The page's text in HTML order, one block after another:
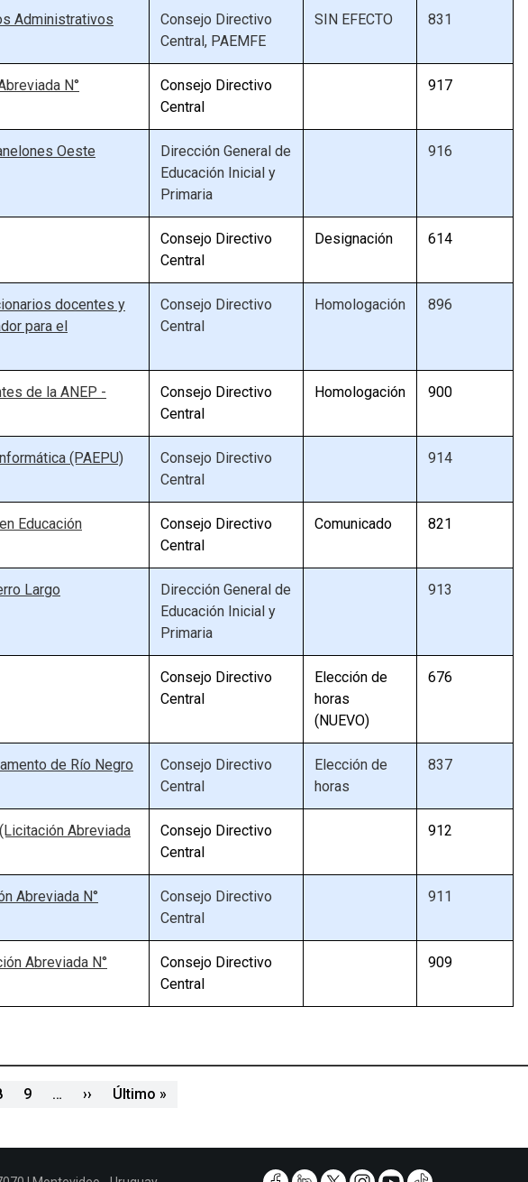
Administrativos
Consejo Directivo
Central, PAEMFE
SIN EFECTO 831
N°
Consejo Directivo
Central
917
Oeste
Dirección General de
Educación Inicial y
Primaria
916
Consejo Directivo
Central
Designación 614
docentes y
para el
Consejo Directivo
Central
Homologación 896
de la ANEP -
Consejo Directivo
Central
Homologación 900
(PAEPU)
Consejo Directivo
Central
914
Educación
Consejo Directivo
Central
Comunicado 821
Largo
Dirección General de
Educación Inicial y
Primaria
913
Consejo Directivo
Central
Elección de
horas
(NUEVO)
676
de Río Negro
Consejo Directivo
Central
Elección de
horas
837
Abreviada
Consejo Directivo
Central
912
Abreviada N°
Consejo Directivo
Central
911
Abreviada N°
Consejo Directivo
Central
909
9 … ›› Siguiente página
Último »